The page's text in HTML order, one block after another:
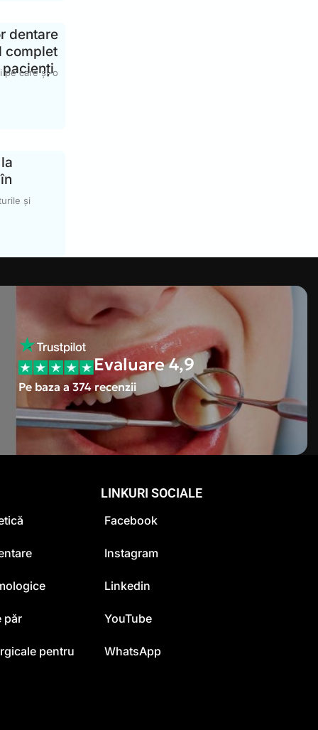
dentare
complet
pe care și-o
și
Evaluare 4,9
Pe baza a 374 recenzii
păr
pentru
LINKURI SOCIALE
Facebook
Instagram
Linkedin
YouTube
WhatsApp